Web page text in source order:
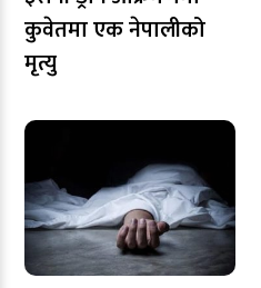
कुवेतमा एक नेपालीको
मृत्यु